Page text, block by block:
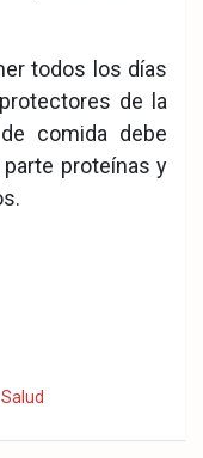
todos los días
de la
comida debe
proteínas y
Salud